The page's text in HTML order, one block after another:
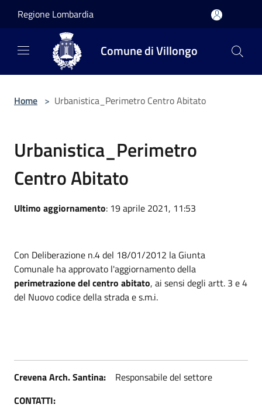
Regione Lombardia
Comune di Villongo
Home > Urbanistica_Perimetro Centro Abitato
Urbanistica_Perimetro
Centro Abitato
Ultimo aggiornamento: 19 aprile 2021, 11:53
Con Deliberazione n.4 del 18/01/2012 la Giunta
Comunale ha approvato l'aggiornamento della
perimetrazione del centro abitato, ai sensi degli artt. 3 e 4
del Nuovo codice della strada e s.m.i.
Crevena Arch. Santina:
Responsabile del settore
CONTATTI: